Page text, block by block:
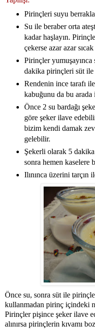
Pirinçleri suyu
Su ile beraber orta
kadar haşlayın.
çekerse azar azar
Pirinçler
dakika pirinçleri süt ile
Rendenin ince tarafı
kabuğunu da bu
Önce 2 su bardağı
göre şeker ilave
bizim kendi damak
gelebilir.
Şekerli olarak 5
sonra hemen kaselere
Ilınınca üzerini tarçın
Önce su, sonra süt ile
kullanmadan pirinç içindeki
Pirinçler pişince şeker ilave
alınırsa pirinçlerin kıvamı